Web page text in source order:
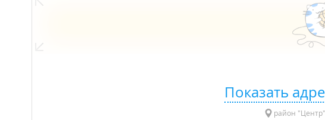
Показать
район "Центр"